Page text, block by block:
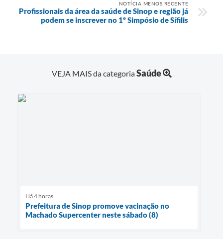
NOTÍCIA MENOS RECENTE
Profissionais da área da saúde de Sinop e região já
podem se inscrever no 1º Simpósio de Sífilis
VEJA MAIS da categoriaSaúde
Há 4 horas
Prefeitura de Sinop promove vacinação no
Machado Supercenter neste sábado (8)